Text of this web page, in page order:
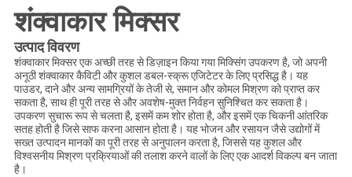
शंक्वाकार मिक्सर
उत्पाद विवरण
शंक्वाकार मिक्सर एक अच्छी तरह से डिज़ाइन किया गया मिक्सिंग उपकरण है, जो अपनी
अनूठी शंक्वाकार कैविटी और कुशल डबल-स्क्रू एजिटेटर के लिए प्रसिद्ध है। यह
पाउडर, दाने और अन्य सामग्रियों के तेजी से, समान और कोमल मिश्रण को प्राप्त कर
सकता है, साथ ही पूरी तरह से और अवशेष-मुक्त निर्वहन सुनिश्चित कर सकता है।
उपकरण सुचारू रूप से चलता है, इसमें कम शोर होता है, और इसमें एक चिकनी आंतरिक
सतह होती है जिसे साफ करना आसान होता है। यह भोजन और रसायन जैसे उद्योगों में
सख्त उत्पादन मानकों का पूरी तरह से अनुपालन करता है, जिससे यह कुशल और
विश्वसनीय मिश्रण प्रक्रियाओं की तलाश करने वालों के लिए एक आदर्श विकल्प बन जाता
है।